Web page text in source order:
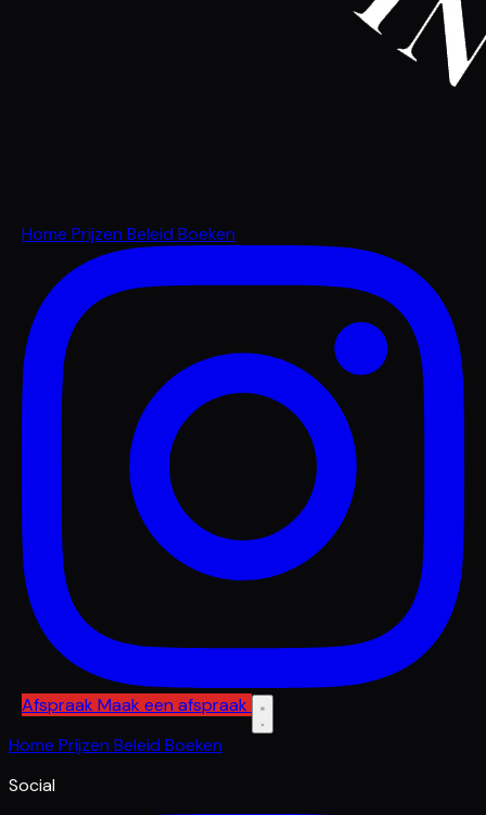
Home Prijzen Beleid Boeken
Afspraak Maak een afspraak
Home Prijzen Beleid Boeken
Social